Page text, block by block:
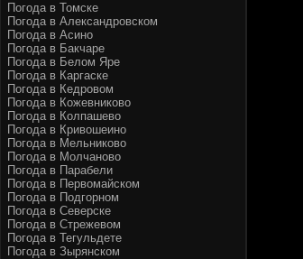
Погода в Томске
Погода в Александровском
Погода в Асино
Погода в Бакчаре
Погода в Белом Яре
Погода в Каргаске
Погода в Кедровом
Погода в Кожевниково
Погода в Колпашево
Погода в Кривошеино
Погода в Мельниково
Погода в Молчаново
Погода в Парабели
Погода в Первомайском
Погода в Подгорном
Погода в Северске
Погода в Стрежевом
Погода в Тегульдете
Погода в Зырянском